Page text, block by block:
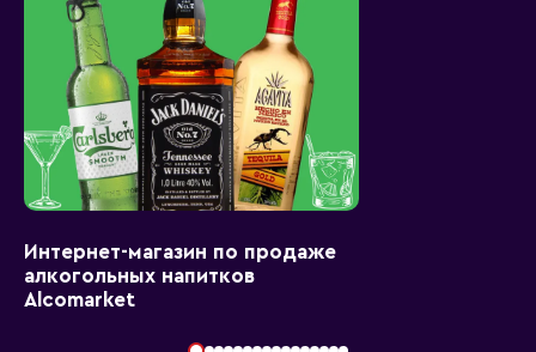
Интернет-магазин по продаже
алкогольных напитков
Alcomarket